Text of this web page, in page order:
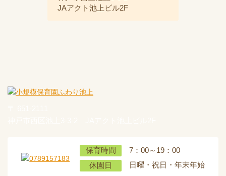
JAアクト池上ビル2F
保育時間
7：00～19：00
休園日
日曜・祝日・年末年始